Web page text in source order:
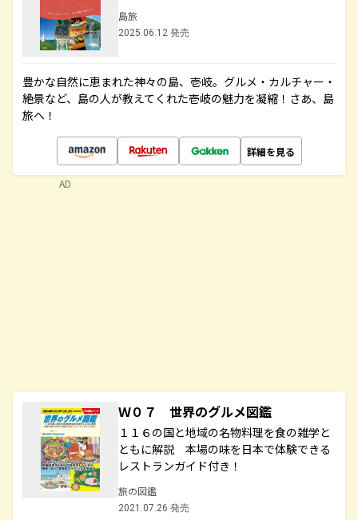
島旅
2025.06.12 発売
豊かな自然に恵まれた神々の島、壱岐。グルメ・カルチャー・
絶景など、島の人が教えてくれた壱岐の魅力を凝縮！さあ、島
旅へ！
詳細を見る
Ｗ０７ 世界のグルメ図鑑
１１６の国と地域の名物料理を食の雑学と
ともに解説 本場の味を日本で体験できる
レストランガイド付き！
旅の図鑑
2021.07.26 発売
AD